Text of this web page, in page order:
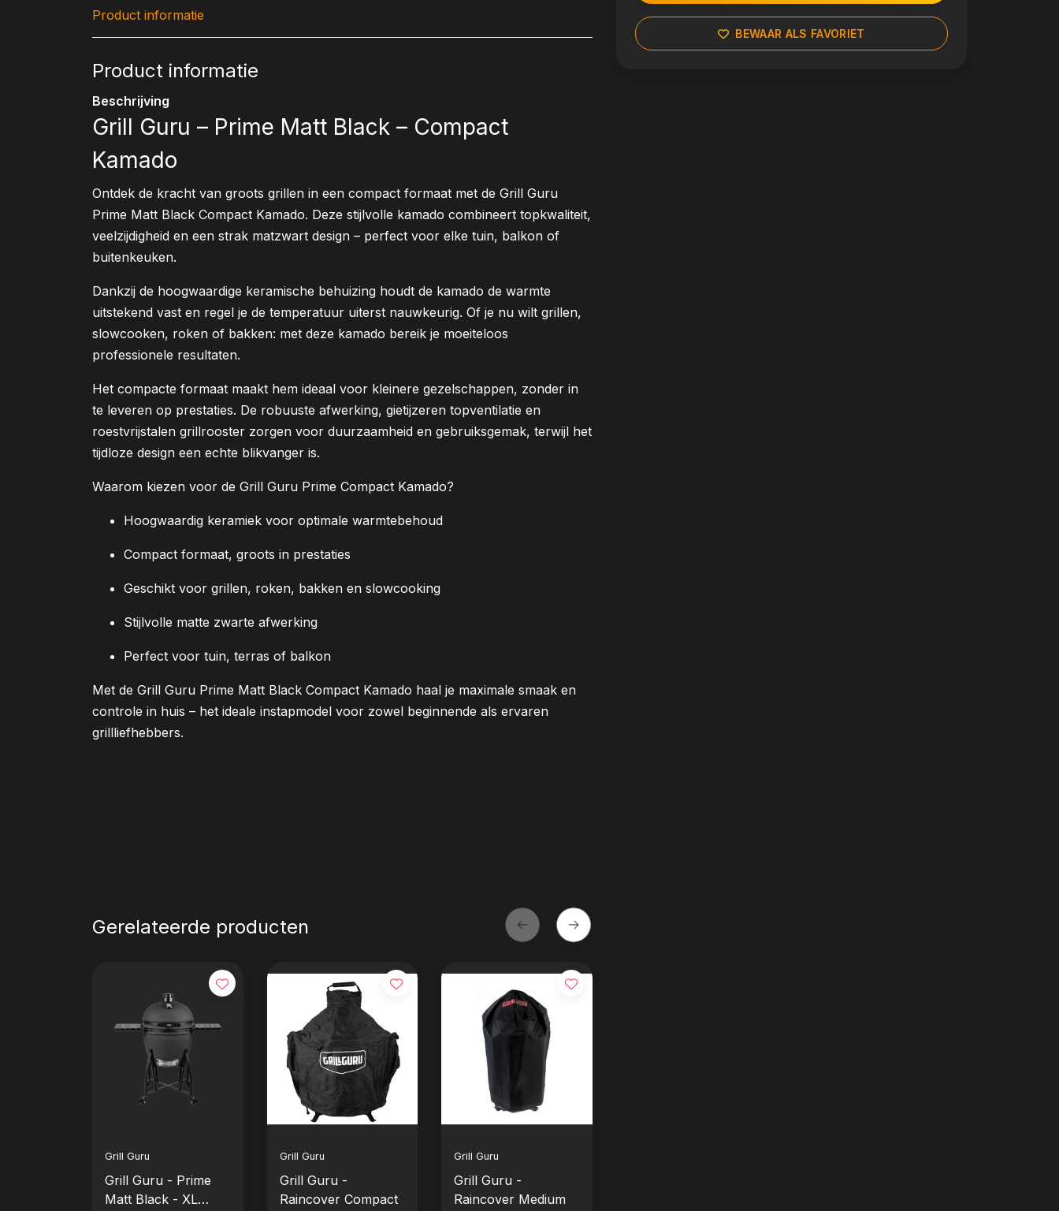
BEWAAR ALS FAVORIET
Product informatie
Product informatie
Beschrijving
Grill Guru – Prime Matt Black – Compact
Kamado
Ontdek de kracht van groots grillen in een compact formaat met de Grill Guru
Prime Matt Black Compact Kamado. Deze stijlvolle kamado combineert topkwaliteit,
veelzijdigheid en een strak matzwart design – perfect voor elke tuin, balkon of
buitenkeuken.
Dankzij de hoogwaardige keramische behuizing houdt de kamado de warmte
uitstekend vast en regel je de temperatuur uiterst nauwkeurig. Of je nu wilt grillen,
slowcooken, roken of bakken: met deze kamado bereik je moeiteloos
professionele resultaten.
Het compacte formaat maakt hem ideaal voor kleinere gezelschappen, zonder in
te leveren op prestaties. De robuuste afwerking, gietijzeren topventilatie en
roestvrijstalen grillrooster zorgen voor duurzaamheid en gebruiksgemak, terwijl het
tijdloze design een echte blikvanger is.
Waarom kiezen voor de Grill Guru Prime Compact Kamado?
Hoogwaardig keramiek voor optimale warmtebehoud
Compact formaat, groots in prestaties
Geschikt voor grillen, roken, bakken en slowcooking
Stijlvolle matte zwarte afwerking
Perfect voor tuin, terras of balkon
Met de Grill Guru Prime Matt Black Compact Kamado haal je maximale smaak en
controle in huis – het ideale instapmodel voor zowel beginnende als ervaren
grillliefhebbers.
Gerelateerde producten
Grill Guru
Grill Guru - Prime
Matt Black - XL
Grill Guru
Grill Guru -
Raincover Compact
Grill Guru
Grill Guru -
Raincover Medium